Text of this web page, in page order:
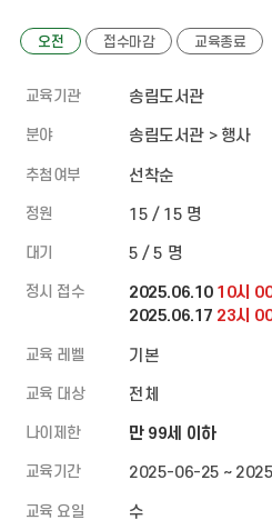
오전 접수마감 교육종료
교육기관 송림도서관
분야 송림도서관 > 행사
추첨여부 선착순
정원 15 / 15 명
대기 5 / 5 명
정시 접수 2025.06.10 10시
2025.06.17 23시
교육 레벨 기본
교육 대상 전체
나이제한 만 99세 이하
교육기간 2025-06-25 ~
교육 요일 수